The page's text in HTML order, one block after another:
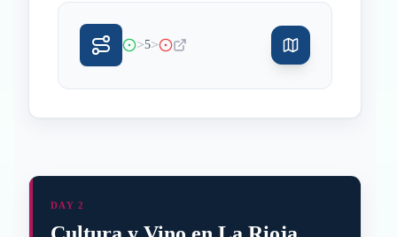
>5>
DAY 2